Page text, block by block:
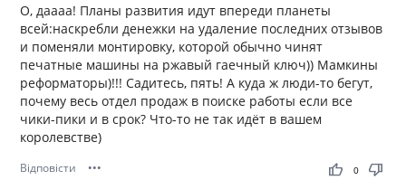
О, даааа! Планы развития идут впереди планеты
всей:наскребли денежки на удаление последних отзывов
и поменяли монтировку, которой обычно чинят
печатные машины на ржавый гаечный ключ)) Мамкины
реформаторы)!!! Садитесь, пять! А куда ж люди-то бегут,
почему весь отдел продаж в поиске работы если все
чики-пики и в срок? Что-то не так идёт в вашем
королевстве)
Відповісти ••• thumb_up thumb_down
0